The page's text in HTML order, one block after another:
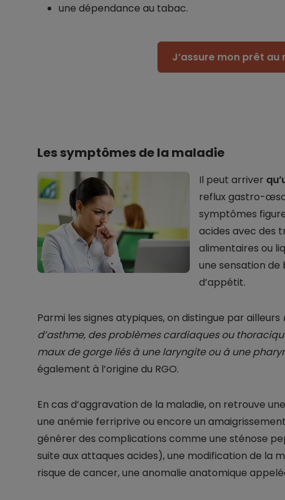
une dépendance au tabac.
J’assure mon prêt au
Les symptômes de la maladie
Il peut arriver
reflux gastro-
symptômes
acides avec des
alimentaires ou
une sensation
d’appétit.
Parmi les signes atypiques, on distingue par ailleurs
d’asthme, des problèmes cardiaques ou
maux de gorge liés à une laryngite ou à une
également à l’origine du RGO.
En cas d’aggravation de la maladie, on retrouve
une anémie ferriprive ou encore un
générer des complications comme une sténose
suite aux attaques acides), une modification de la
risque de cancer, une anomalie anatomique